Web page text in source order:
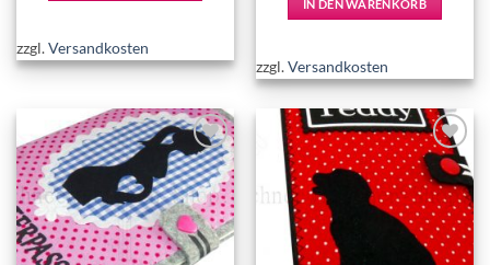
zzgl.Versandkosten
IN DEN WARENKORB
zzgl.Versandkosten
Add to
wishlist
Add to
wishlist